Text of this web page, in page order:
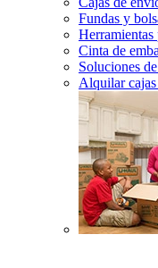
Fundas y
Herramientas
Cinta de
Soluciones
Alquilar cajas